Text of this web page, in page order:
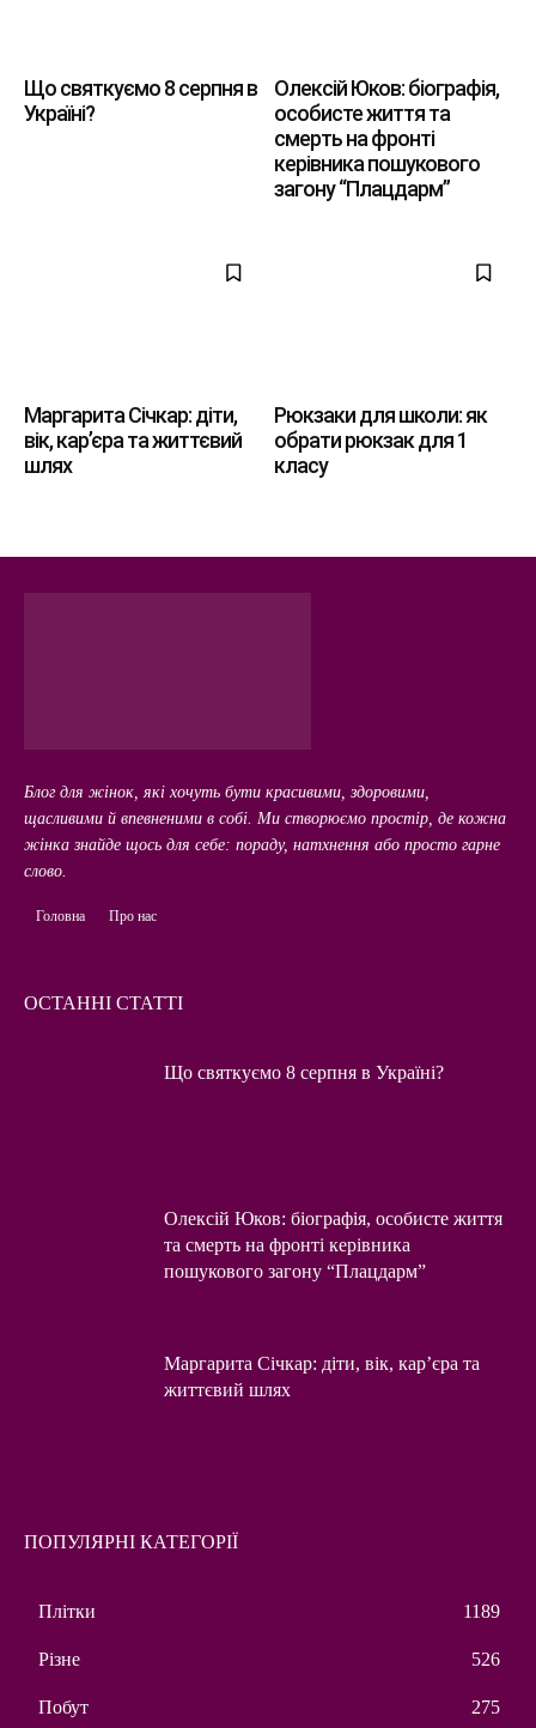
Що святкуємо 8 серпня в
Україні?
Олексій Юков: біографія,
особисте життя та
смерть на фронті
керівника пошукового
загону “Плацдарм”
Маргарита Січкар: діти,
вік, кар’єра та життєвий
шлях
Рюкзаки для школи: як
обрати рюкзак для 1
класу
Блог для жінок, які хочуть бути красивими, здоровими,
щасливими й впевненими в собі. Ми створюємо простір, де кожна
жінка знайде щось для себе: пораду, натхнення або просто гарне
слово.
Головна Про нас
ОСТАННІ СТАТТІ
Що святкуємо 8 серпня в Україні?
Олексій Юков: біографія, особисте життя
та смерть на фронті керівника
пошукового загону “Плацдарм”
Маргарита Січкар: діти, вік, кар’єра та
життєвий шлях
ПОПУЛЯРНІ КАТЕГОРІЇ
Плітки 1189
Різне 526
Побут 275